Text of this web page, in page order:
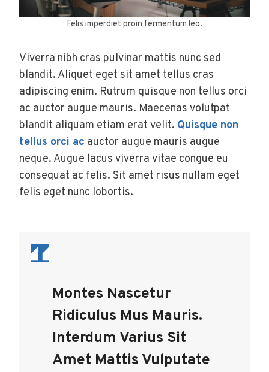
Felis imperdiet proin fermentum leo.
Viverra nibh cras pulvinar mattis nunc sed
blandit. Aliquet eget sit amet tellus cras
adipiscing enim. Rutrum quisque non tellus orci
ac auctor augue mauris. Maecenas volutpat
blandit aliquam etiam erat velit. Quisque non
tellus orci ac auctor augue mauris augue
neque. Augue lacus viverra vitae congue eu
consequat ac felis. Sit amet risus nullam eget
felis eget nunc lobortis.
Montes Nascetur
Ridiculus Mus Mauris.
Interdum Varius Sit
Amet Mattis Vulputate